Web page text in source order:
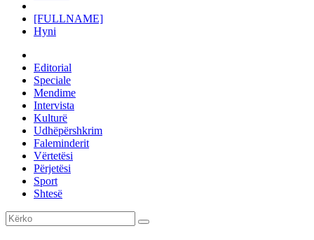
[FULLNAME]
Hyni
Editorial
Speciale
Mendime
Intervista
Kulturë
Udhëpërshkrim
Faleminderit
Vërtetësi
Përjetësi
Sport
Shtesë